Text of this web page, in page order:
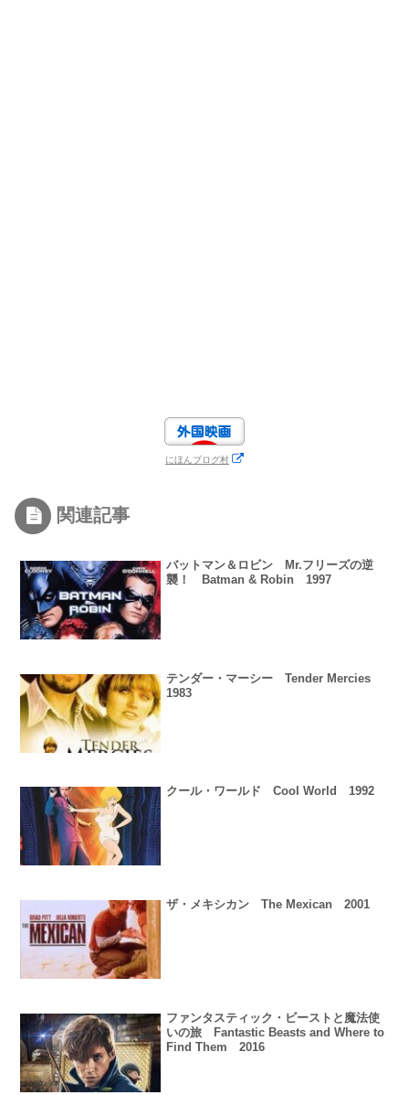
にほんブログ村
関連記事
バットマン＆ロビン Mr.フリーズの逆
襲！ Batman & Robin 1997
テンダー・マーシー Tender Mercies
1983
クール・ワールド Cool World 1992
ザ・メキシカン The Mexican 2001
ファンタスティック・ビーストと魔法使
いの旅 Fantastic Beasts and Where to
Find Them 2016